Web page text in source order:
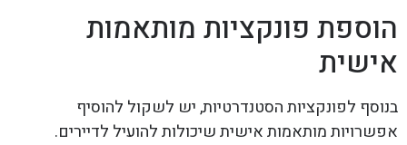
הוספת פונקציות מותאמות
אישית
בנוסף לפונקציות הסטנדרטיות, יש לשקול להוסיף
אפשרויות מותאמות אישית שיכולות להועיל לדיירים.